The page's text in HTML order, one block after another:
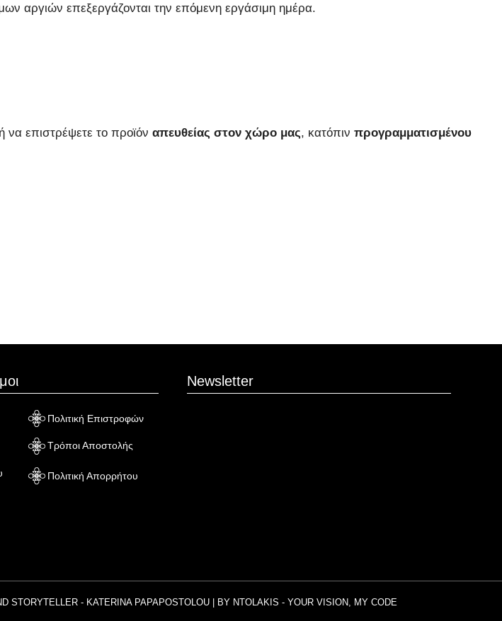
αργιών επεξεργάζονται την επόμενη εργάσιμη ημέρα.
επιστρέψετε το προϊόν απευθείας στον χώρο μας, κατόπιν προγραμματισμένου
Τρόποι Αποστολής
Πολιτική Επιστροφών
Πολιτική Απορρήτου
Newsletter
STORYTELLER - KATERINA PAPAPOSTOLOU | BY NTOLAKIS - YOUR VISION, MY CODE